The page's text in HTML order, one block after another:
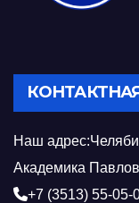
Наш
Академика
+7 (3513) 55-05-